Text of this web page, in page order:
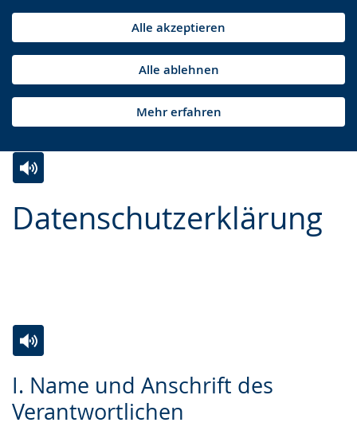
Alle akzeptieren
Alle ablehnen
Mehr erfahren
Datenschutzerklärung
Leichten
Audio-
Video
angezeigt.
I. Name und Anschrift des
Verantwortlichen
Leichten
Sprache
Audio-
Unterstützung.
Video
in